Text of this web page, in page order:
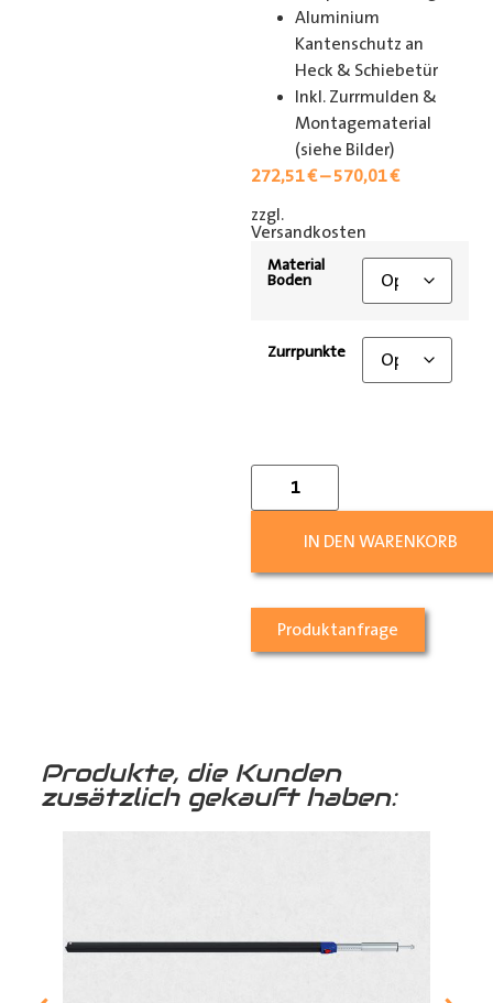
Aluminium
Kantenschutz an
Heck & Schiebetür
Inkl. Zurrmulden &
Montagematerial
(siehe Bilder)
272,51€–570,01€
zzgl.
Versandkosten
Material
Boden
Zurrpunkte
IN DEN WARENKORB
Produktanfrage
Produkte, die Kunden
zusätzlich gekauft haben: